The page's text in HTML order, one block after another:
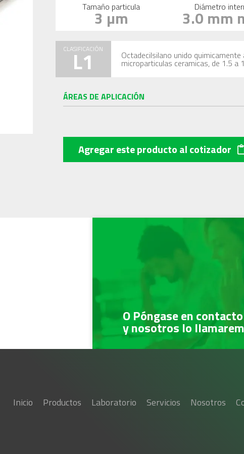
Tamaño particula
3 µm Diámetro
3.0 mm
CLASIFICACIÓN
L1 Octadecilsilano unido
microparticulas ceramicas, de 1.5 a
ÁREAS DE APLICACIÓN
Agregar este productoal cotizador
O Póngase en contacto
y nosotros lo
Inicio Productos Laboratorio Servicios Nosotros